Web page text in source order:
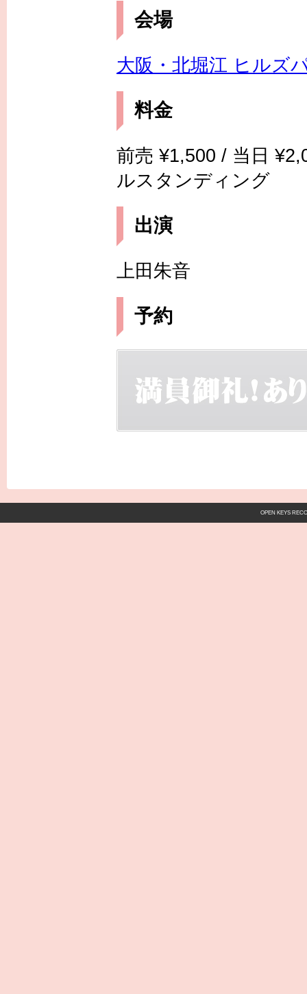
会場
大阪・北堀江 ヒルズ
料金
前売 ¥1,500 / 当日
ルスタンディング
出演
上田朱音
予約
OPEN KEYS